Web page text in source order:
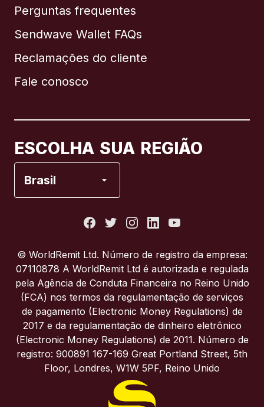
Perguntas frequentes
Sendwave Wallet FAQs
Reclamações do cliente
Fale conosco
ESCOLHA SUA REGIÃO
Brasil
Brasil
Itália
Portugal
Reino Unido
© WorldRemit Ltd. Número de registro da empresa:
07110878 A WorldRemit Ltd é autorizada e regulada
pela Agência de Conduta Financeira no Reino Unido
(FCA) nos termos da regulamentação de serviços
de pagamento (Electronic Money Regulations) de
2017 e da regulamentação de dinheiro eletrônico
(Electronic Money Regulations) de 2011. Número de
registro: 900891 167-169 Great Portland Street, 5th
Floor, Londres, W1W 5PF, Reino Unido